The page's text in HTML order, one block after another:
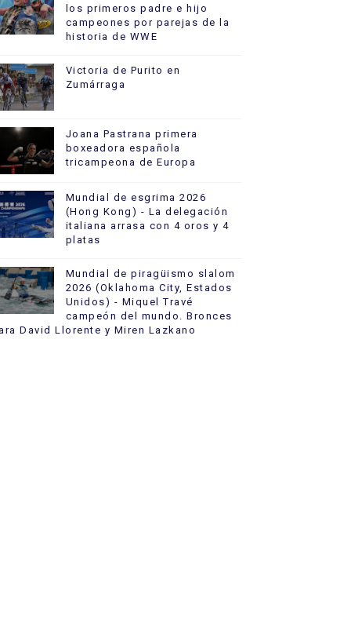
los primeros padre e hijo
campeones por parejas de la
historia de WWE
Victoria de Purito en
Zumárraga
Joana Pastrana primera
boxeadora española
tricampeona de Europa
Mundial de esgrima 2026
(Hong Kong) - La delegación
italiana arrasa con 4 oros y 4
platas
Mundial de piragüismo slalom
2026 (Oklahoma City, Estados
Unidos) - Miquel Travé
campeón del mundo. Bronces
David Llorente y Miren Lazkano